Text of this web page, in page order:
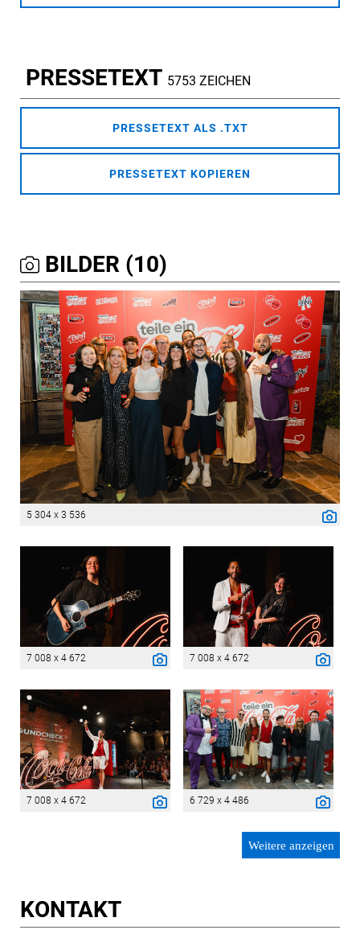
PRESSETEXT 5753 ZEICHEN
PRESSETEXT ALS .TXT
PRESSETEXT KOPIEREN
BILDER (10)
5 304 x 3 536
7 008 x 4 672 7 008 x 4 672
7 008 x 4 672 6 729 x 4 486
Weitere anzeigen
KONTAKT